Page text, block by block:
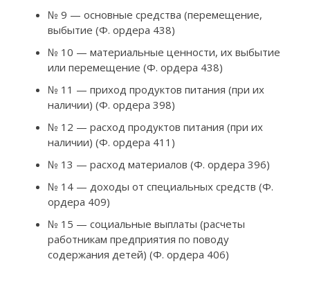
№ 9 — основные средства (перемещение,
выбытие (Ф. ордера 438)
№ 10 — материальные ценности, их выбытие
или перемещение (Ф. ордера 438)
№ 11 — приход продуктов питания (при их
наличии) (Ф. ордера 398)
№ 12 — расход продуктов питания (при их
наличии) (Ф. ордера 411)
№ 13 — расход материалов (Ф. ордера 396)
№ 14 — доходы от специальных средств (Ф.
ордера 409)
№ 15 — социальные выплаты (расчеты
работникам предприятия по поводу
содержания детей) (Ф. ордера 406)